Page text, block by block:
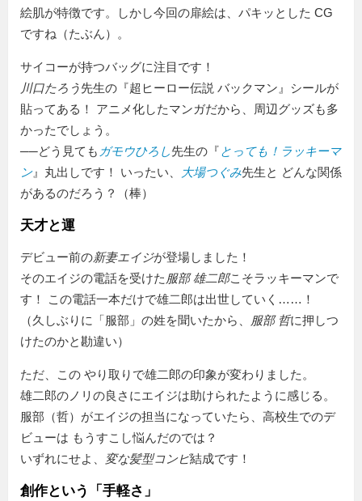
絵肌が特徴です。しかし今回の扉絵は、パキッとした CG
ですね（たぶん）。
サイコーが持つバッグに注目です！
川口たろう先生の『超ヒーロー伝説 バックマン』シールが
貼ってある！ アニメ化したマンガだから、周辺グッズも多
かったでしょう。
──どう見ても ガモウひろし先生の『 とっても！ラッキーマ
ン』丸出しです！ いったい、 大場つぐみ先生と どんな関係
があるのだろう？（棒）
天才と運
デビュー前の新妻エイジが登場しました！
そのエイジの電話を受けた 服部 雄二郎こそラッキーマンで
す！ この電話一本だけで雄二郎は出世していく……！
（久しぶりに「服部」の姓を聞いたから、
服部 哲に押しつ
けたのかと勘違い）
ただ、この やり取りで雄二郎の印象が変わりました。
雄二郎のノリの良さにエイジは助けられたように感じる。
服部（哲）がエイジの担当になっていたら、高校生でのデ
ビューは もうすこし悩んだのでは？
いずれにせよ、
変な髪型コンビ結成です！
創作という「手軽さ」